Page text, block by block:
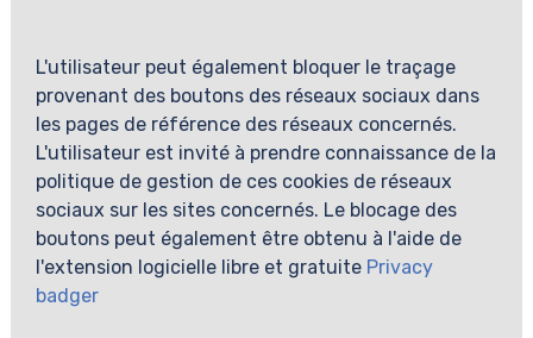
L'utilisateur peut également bloquer le traçage
provenant des boutons des réseaux sociaux dans
les pages de référence des réseaux concernés.
L'utilisateur est invité à prendre connaissance de la
politique de gestion de ces cookies de réseaux
sociaux sur les sites concernés. Le blocage des
boutons peut également être obtenu à l'aide de
l'extension logicielle libre et gratuite Privacy
badger